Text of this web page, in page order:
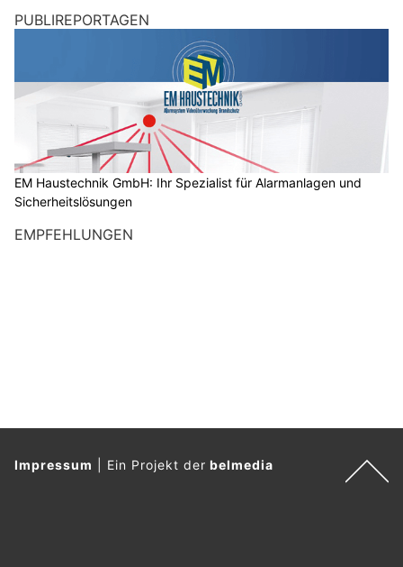
n
s
?
D
n
n
w
ä
t
PUBLIREPORTAGEN
EM Haustechnik GmbH: Ihr Spezialist für Alarmanlagen und
Sicherheitslösungen
EMPFEHLUNGEN
Impressum Ein Projekt derbelmedia